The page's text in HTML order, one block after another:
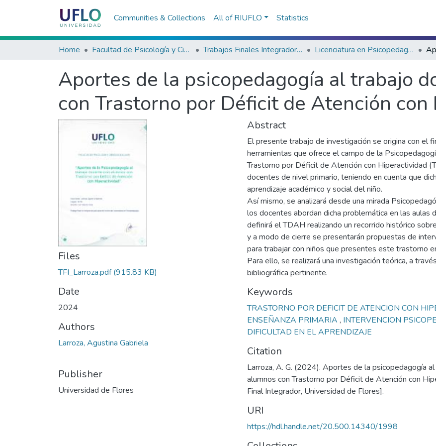
Communities & Collections All of RIUFLO Statistics
Home Facultad de Psicología y Ciencias Sociales Trabajos Finales Integradores (TFI) de Grado Licenciatura en Psicopedagogía
Aportes de la psicopedagogía al trabajo
con Trastorno por Déficit de Atención
Files
TFI_Larroza.pdf(915.83 KB)
Date
2024
Authors
Larroza, Agustina Gabriela
Publisher
Universidad de Flores
Abstract
El presente trabajo de investigación se origina con el
herramientas que ofrece el campo de la
Trastorno por Déficit de Atención con Hiperactividad
docentes de nivel primario, teniendo en cuenta que
aprendizaje académico y social del niño.
Así mismo, se analizará desde una mirada
los docentes abordan dicha problemática en las aulas
definirá el TDAH realizando un recorrido histórico
y a modo de cierre se presentarán propuestas de
para trabajar con niños que presentes este trastorno
Para ello, se realizará una investigación teórica, a
bibliográfica pertinente.
Keywords
TRASTORNO POR DEFICIT DE ATENCION CON
ENSEÑANZA PRIMARIA , INTERVENCION
DIFICULTAD EN EL APRENDIZAJE
Citation
Larroza, A. G. (2024). Aportes de la psicopedagogía
alumnos con Trastorno por Déficit de Atención con
Final Integrador, Universidad de Flores].
URI
https://hdl.handle.net/20.500.14340/1998